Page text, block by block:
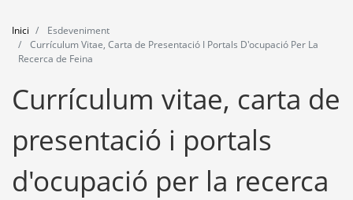
Formació
Inici
Esdeveniment
Currículum Vitae, Carta de Presentació I Portals D'ocupació Per La
Recerca de Feina
Currículum vitae, carta de
presentació i portals
d'ocupació per la recerca